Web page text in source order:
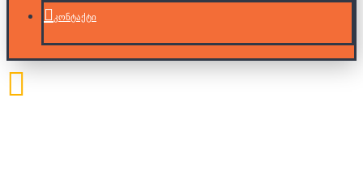
კონტაქტი